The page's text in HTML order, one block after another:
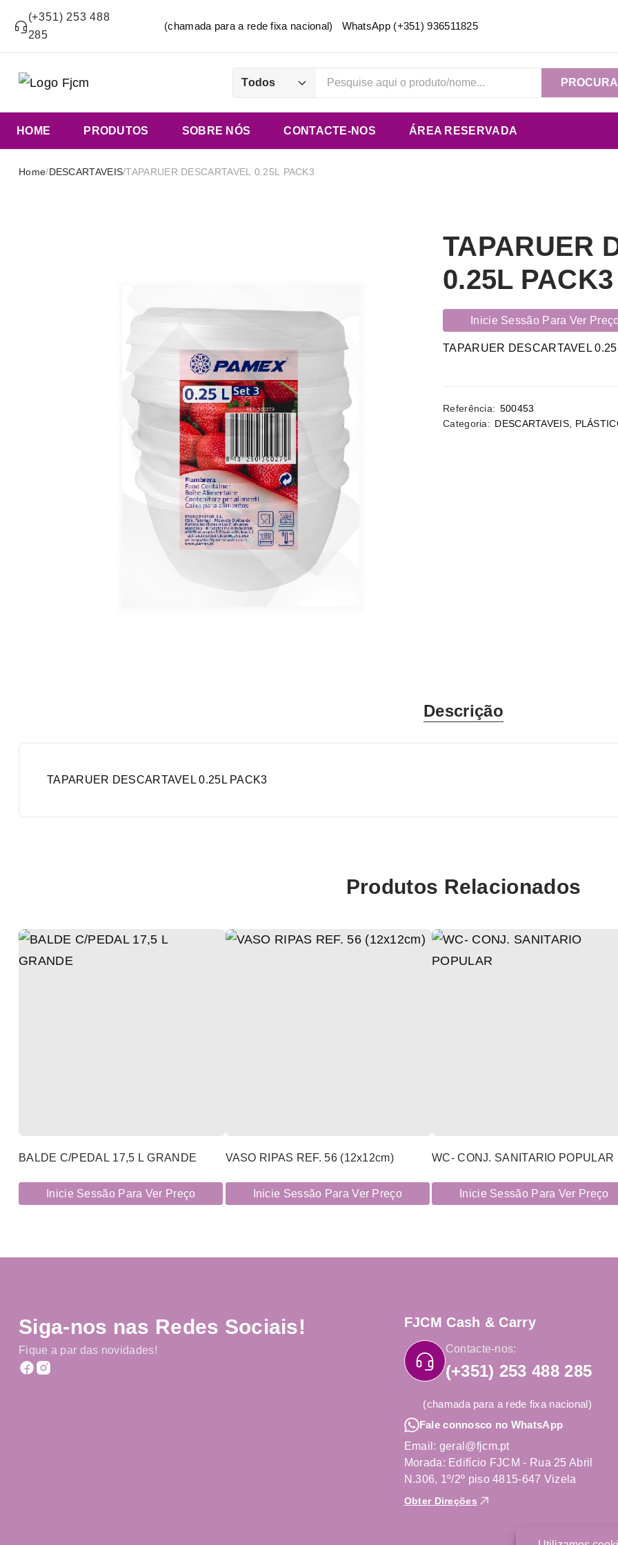
(+351) 253 488
285
(chamada para a rede fixa nacional) WhatsApp (+351) 936511825
Todos
HOME PRODUTOS SOBRE NÓS CONTACTE-NOS ÁREA RESERVADA
Home/DESCARTAVEIS/TAPARUER DESCARTAVEL 0.25L PACK3
TAPARUER
0.25L PACK3
Inicie Sessão Para Ver
TAPARUER DESCARTAVEL 0.25
Referência: 500453
Categoria: DESCARTAVEIS,
Descrição
TAPARUER DESCARTAVEL 0.25L PACK3
Produtos Relacionados
BALDE C/PEDAL 17,5 L GRANDE
Inicie Sessão Para Ver Preço
VASO RIPAS REF. 56 (12x12cm)
Inicie Sessão Para Ver Preço
WC- CONJ. SANITARIO POPULAR
Inicie Sessão Para Ver Preço
Siga-nos nas Redes Sociais!
Fique a par das novidades!
FJCM Cash & Carry
Contacte-nos:
(+351) 253 488 285
(chamada para a rede fixa nacional)
Fale connosco no WhatsApp
Email: geral@fjcm.pt
Morada: Edifício FJCM - Rua 25 Abril
N.306, 1º/2º piso 4815-647 Vizela
Obter Direções